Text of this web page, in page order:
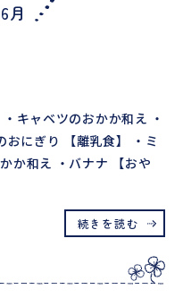
月
キャベツのおかか和え ・
おにぎり 【離乳食】 ・ミ
か和え ・バナナ 【おや
続きを読む